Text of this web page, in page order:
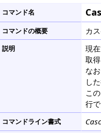
コマンド名
コマンドの概要 カ
説明
現
取
な
し
こ
行
コマンドライン書式